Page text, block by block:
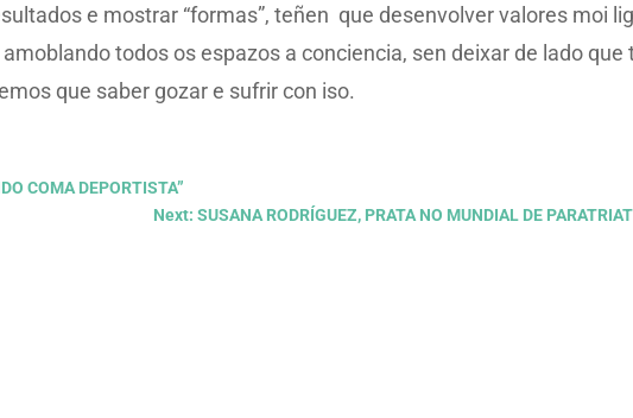
e mostrar “formas”, teñen que desenvolver valores moi
todos os espazos a conciencia, sen deixar de lado que
que saber gozar e sufrir con iso.
COMA DEPORTISTA”
Next: SUSANA RODRÍGUEZ, PRATA NO MUNDIAL DE